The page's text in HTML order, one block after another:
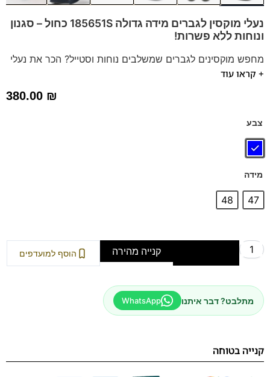
נעלי מוקסין לגברים מידה גדולה 185651S כחול – סגנון
ונוחות ללא פשרות!
מחפש מוקסינים לגברים שמשלבים נוחות וסטייל? הכר את נעלי
מדרס תומך, שמתאימות לכל שעות היום. זמינות במידות גדולות!
+ קראו עוד
380.00 ₪
צבע
מידה
47
48
הוסף למועדפים קנייה מהירה
מתלבט? דבר איתנו WhatsApp
קנייה בטוחה